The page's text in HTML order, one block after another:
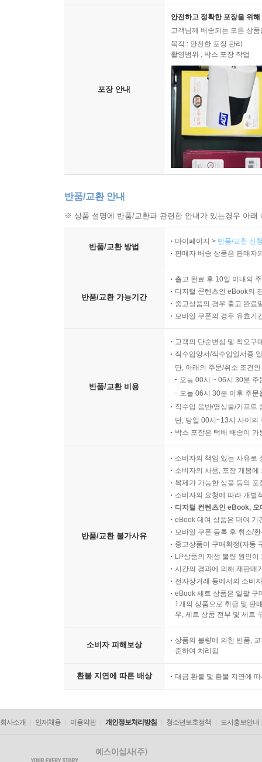
중독을 치유하는 과정에서 빛나는 순간의 하나
어린아이가 되었다. 그 자신이 애써 지워버리려
기를 있는 그대로 받아주는 연희 앞에서 그는 더
사랑이 중독 치유의 핵심이듯이 건강하고 성숙한
랑으로 하나 되는 대동사회가 열린다. 거기서 중
데 실현하는 사회는 공정과 정의가 살아 있는 사
--- p.163
자기를 성찰한다는 것은 자기 자신을 직면하는
중독의 치유는 감정의 치유이자 기억의 치유이다
유익이다. 묻어두었던 기억들은 생생하게 재현된
이 짓을 왜 하고 있는 거지? 그리고 스스로 답을
--- p.171
좋은 상담은 마음을 열게 하는 상담이요, 그러한
해 정직하게 개방한다. 선택하게 하되 강요하지
네 인생 네가 결정해서 네 맘대로 해서 중독자가
다는 사실을 의미하는 것이다. 모든 중독자들은
자들이 원망을 마음속 깊이 품고 다니는 이유 중
다. 이런 점이 중독 치료의 어려움을 가중시킨다.
럼 폴과 같이 과거의 상처 속에, 그것도 자기의
하는 것이 성립될 수 없음과 같다. 때때로 인류에
--- p.222
가족의 탄생
대문을 사이에 두고 가족인 것과 가족이 아닌 것
눈 가족 형철은 문밖으로 내팽겨지고 피 한 방울
포장 안내
안전하고 정확한 포장을 위
고객님께 배송되는 모든 상
목적 : 안전한 포장 관리
촬영범위 : 박스 포장 작업
반품/교환 안내
※ 상품 설명에 반품/교환과 관련한 안내가 있는경우 아
반품/교환 방법
마이페이지 > 반품/교환 신
판매자 배송 상품은 판매자
반품/교환 가능기간
출고 완료 후 10일 이내의
디지털 콘텐츠인 eBook의
중고상품의 경우 출고 완료
모바일 쿠폰의 경우 유효기
반품/교환 비용
고객의 단순변심 및 착오구
직수입양서/직수입일서중
단, 아래의 주문/취소 조건
오늘 00시 ~ 06시 30분
오늘 06시 30분 이후 주
직수입 음반/영상물/기프트
단, 당일 00시~13시 사이의
박스 포장은 택배 배송이
반품/교환 불가사유
소비자의 책임 있는 사유로
소비자의 사용, 포장 개봉
복제가 가능한 상품 등의
소비자의 요청에 따라 개별
디지털 컨텐츠인 eBook,
eBook 대여 상품은 대여 기
모바일 쿠폰 등록 후 취소/
중고상품이 구매확정(자동
LP상품의 재생 불량 원인
시간의 경과에 의해 재판매
전자상거래 등에서의 소비
eBook 세트 상품은 일괄 구
1개의 상품으로 취급 및 판
우, 세트 상품 전부 및 세트
소비자 피해보상
상품의 불량에 의한 반품,
준하여 처리됨
환불 지연에 따른 배상 대금 환불 및 환불 지연에
회사소개 인재채용 이용약관 개인정보처리방침 청소년보호정책 도서홍보안내